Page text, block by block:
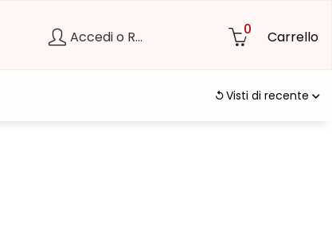
Accedi o Registrati 0 Carrello
Visti di recente